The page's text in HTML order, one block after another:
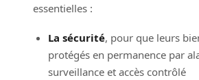
essentielles :
La sécurité, pour que leurs
protégés en permanence par
surveillance et accès contrôlé